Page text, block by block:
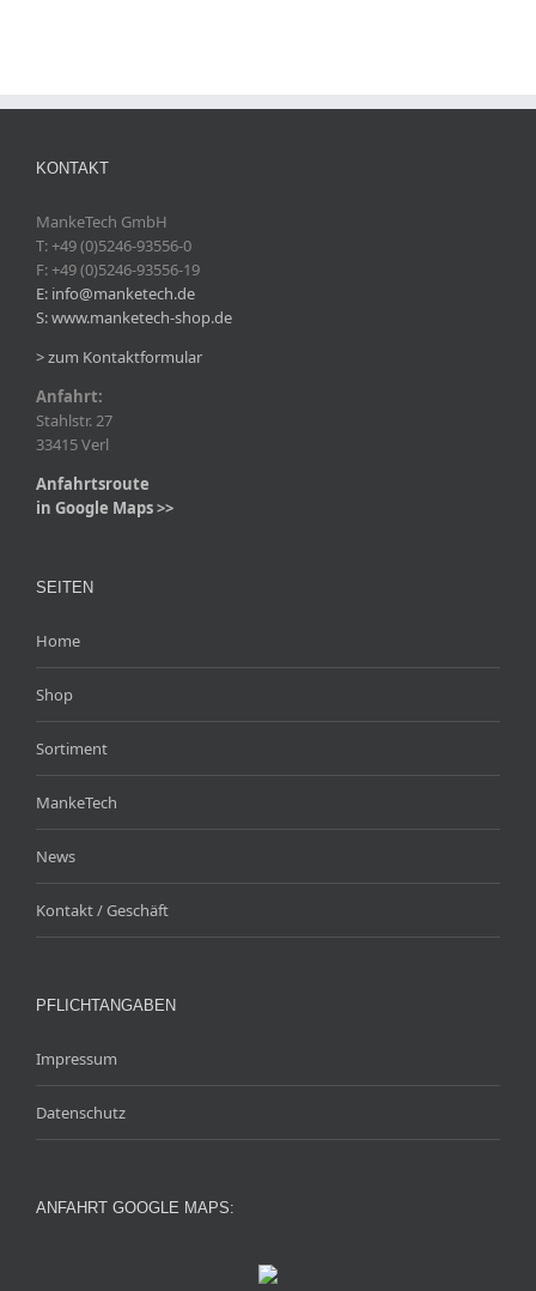
KONTAKT
MankeTech GmbH
T: +49 (0)5246-93556-0
F: +49 (0)5246-93556-19
E: info@manketech.de
S: www.manketech-shop.de
> zum Kontaktformular
Anfahrt:
Stahlstr. 27
33415 Verl
Anfahrtsroute
in Google Maps >>
SEITEN
Home
Shop
Sortiment
MankeTech
News
Kontakt / Geschäft
PFLICHTANGABEN
Impressum
Datenschutz
ANFAHRT GOOGLE MAPS: